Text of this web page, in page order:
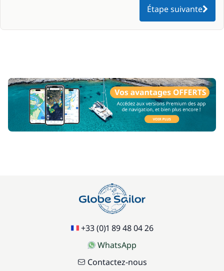
Étape suivante
+33 (0)1 89 48 04 26
WhatsApp
Contactez-nous